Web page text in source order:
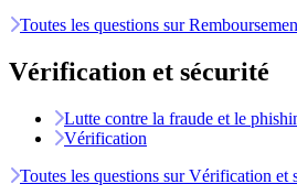
Toutes les questions sur
Vérification et sécurité
Lutte contre la fraude et le
Vérification
Toutes les questions sur Vérification et